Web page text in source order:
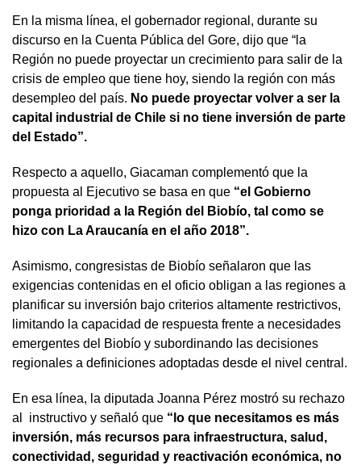
En la misma línea, el gobernador regional, durante su
discurso en la Cuenta Pública del Gore, dijo que “la
Región no puede proyectar un crecimiento para salir de la
crisis de empleo que tiene hoy, siendo la región con más
desempleo del país. No puede proyectar volver a ser la
capital industrial de Chile si no tiene inversión de parte
del Estado”.
Respecto a aquello, Giacaman complementó que la
propuesta al Ejecutivo se basa en que “el Gobierno
ponga prioridad a la Región del Biobío, tal como se
hizo con La Araucanía en el año 2018”.
Asimismo, congresistas de Biobío señalaron que las
exigencias contenidas en el oficio obligan a las regiones a
planificar su inversión bajo criterios altamente restrictivos,
limitando la capacidad de respuesta frente a necesidades
emergentes del Biobío y subordinando las decisiones
regionales a definiciones adoptadas desde el nivel central.
En esa línea, la diputada Joanna Pérez mostró su rechazo
al instructivo y señaló que “lo que necesitamos es más
inversión, más recursos para infraestructura, salud,
conectividad, seguridad y reactivación económica, no